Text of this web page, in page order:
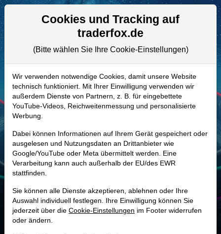
Aktien- und Artikelsuche
906913 | CFR–Cullen/Frost
Bankers Aktie
Realtime-Aktienkurs:
- - -
-
Marktkapitalisierung 10,22 Mrd. USD
Unternehmenswert
Umsatz 2,24 Mrd. USD
Cookies und Tracking auf
traderfox.de
(Bitte wählen Sie Ihre Cookie-Einstellungen)
Wir verwenden notwendige Cookies, damit unsere Website
technisch funktioniert. Mit Ihrer Einwilligung verwenden wir
außerdem Dienste von Partnern, z. B. für eingebettete
YouTube-Videos, Reichweitenmessung und personalisierte
Werbung.
Dabei können Informationen auf Ihrem Gerät gespeichert oder
ausgelesen und Nutzungsdaten an Drittanbieter wie
Google/YouTube oder Meta übermittelt werden. Eine
Verarbeitung kann auch außerhalb der EU/des EWR
stattfinden.
Sie können alle Dienste akzeptieren, ablehnen oder Ihre
Auswahl individuell festlegen. Ihre Einwilligung können Sie
jederzeit über die Cookie-Einstellungen im Footer widerrufen
oder ändern.